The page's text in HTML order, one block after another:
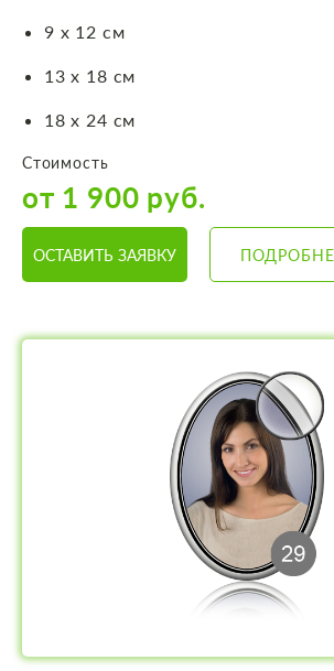
9 х 12 см
13 х 18 см
18 х 24 см
Стоимость
от 1 900 руб.
ОСТАВИТЬ ЗАЯВКУ